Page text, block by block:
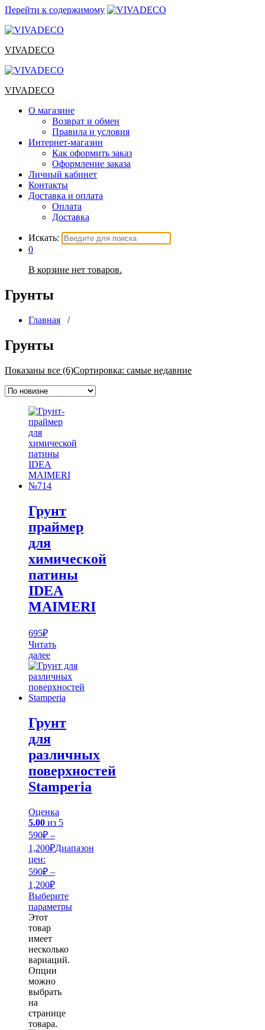
Перейти к содержимому
VIVADECO
VIVADECO
О магазине
Возврат и обмен
Правила и условия
Интернет-магазин
Как оформить заказ
Оформление заказа
Личный кабинет
Контакты
Доставка и оплата
Оплата
Доставка
Искать:
0
В корзине нет товаров.
Грунты
Главная /
Грунты
Показаны все (6)Сортировка: самые недавние
Грунт
праймер
для
химической
патины
IDEA
MAIMERI
695₽
Читать
далее
Грунт
для
различных
поверхностей
Stamperia
Оценка
5.00 из 5
590₽ –
1,200₽Диапазон
цен:
590₽ –
1,200₽
Выберите
параметры
Этот
товар
имеет
несколько
вариаций.
Опции
можно
выбрать
на
странице
товара.